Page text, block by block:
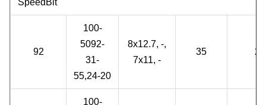
SpeedBit
92
100-
5092-
31-
55,24-20
8x12.7, -,
7x11, -
35 2
100-